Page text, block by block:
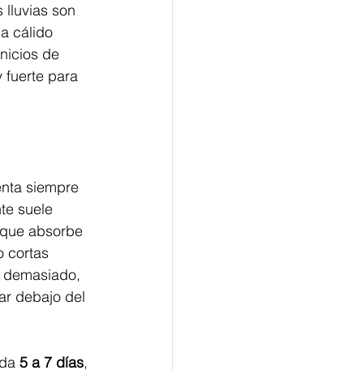
lluvias son
cálido
de
fuerte para
siempre
suele
absorbe
cortas
debajo del
5 a 7 días,